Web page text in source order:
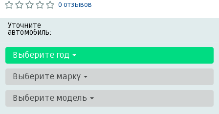
0 отзывов
Уточните
автомобиль:
Выберите год
Выберите марку
Выберите модель